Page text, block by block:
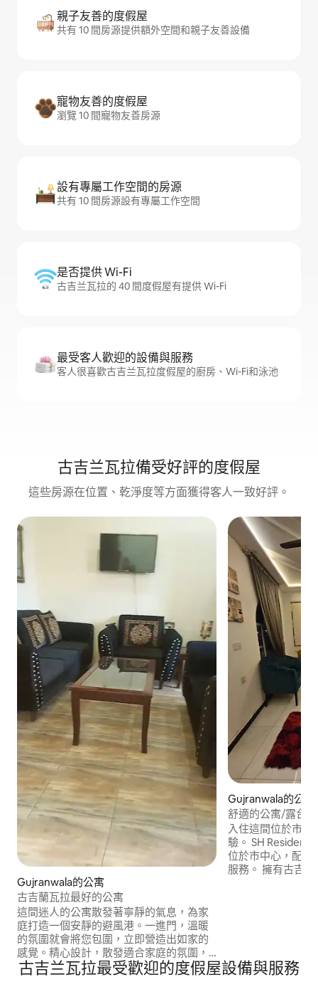
親子友善的度假屋
共有 10 間房源提供額外空間和親子友善設備
寵物友善的度假屋
瀏覽 10 間寵物友善房源
設有專屬工作空間的房源
共有 10 間房源設有專屬工作空間
是否提供 Wi-Fi
古吉兰瓦拉的 40 間度假屋有提供 Wi-Fi
最受客人歡迎的設備與服務
客人很喜歡古吉兰瓦拉度假屋的廚房、Wi-Fi和泳池
古吉兰瓦拉備受好評的度假屋
這些房源在位置、乾淨度等方面獲得客人一致好評。
Gujranwala的公寓
古吉蘭瓦拉最好的公寓
這間迷人的公寓散發著寧靜的氣息，為家
庭打造一個安靜的避風港。一進門，溫暖
的氛圍就會將您包圍，立即營造出如家的
感覺。精心設計，散發適合家庭的氛圍，
是共度時光和留下長久回憶的理想度假勝
地。 在這個寧靜的住宿地點與全家人一起
Gujranwala的公寓
舒適的公寓/露台
入住這間位於市中
驗。 SH Residence是全新的大樓/公寓，
位於市中心，配備
服務。 擁有古吉
古吉兰瓦拉最受歡迎的度假屋設備與服務